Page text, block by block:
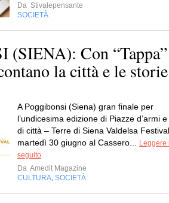
Da Stivalepensante
SOCIETÀ
(SIENA): Con “Tappa”
la città e le storie
A Poggibonsi (Siena) gran finale per
l’undicesima edizione di Piazze d’armi e
di città – Terre di Siena Valdelsa
martedì 30 giugno al Cassero...
Leggere
seguito
Da Amedit Magazine
CULTURA SOCIETÀ